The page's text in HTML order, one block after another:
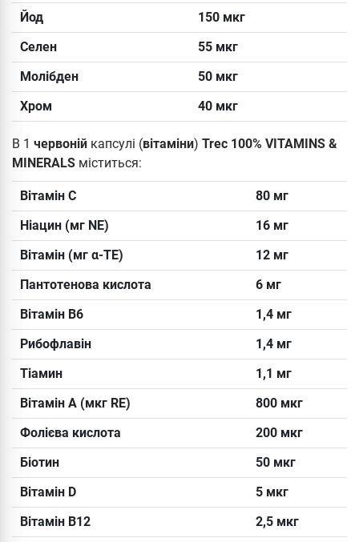
Йод
150 мкг
Селен
55 мкг
Молібден
50 мкг
Хром
40 мкг
В 1 червоній капсулі (вітаміни) Trec 100% VITAMINS &
MINERALS міститься:
Вітамін С
80 мг
Ніацин (мг NE)
16 мг
Вітамін (мг α-TE)
12 мг
Пантотенова кислота
6 мг
Вітамін B6
1,4 мг
Рибофлавін
1,4 мг
Тіамин
1,1 мг
Вітамін A (мкг RE)
800 мкг
Фолієва кислота
200 мкг
Біотин
50 мкг
Вітамін D
5 мкг
Вітамін B12
2,5 мкг